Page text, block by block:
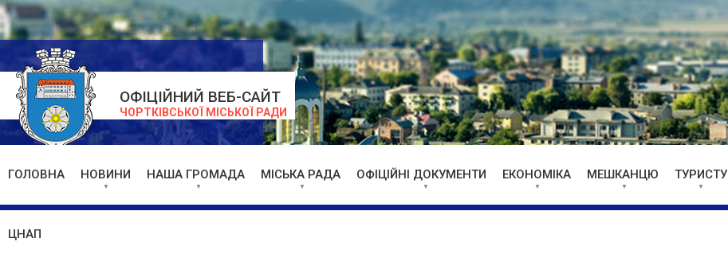
ОФІЦІЙНИЙ ВЕБ-САЙТ
ЧОРТКІВСЬКОЇ МІСЬКОЇ РАДИ
ГОЛОВНА НОВИНИ НАША ГРОМАДА МІСЬКА РАДА ОФІЦІЙНІ ДОКУМЕНТИ ЕКОНОМІКА МЕШКАНЦЮ ТУРИСТУ
ЦНАП